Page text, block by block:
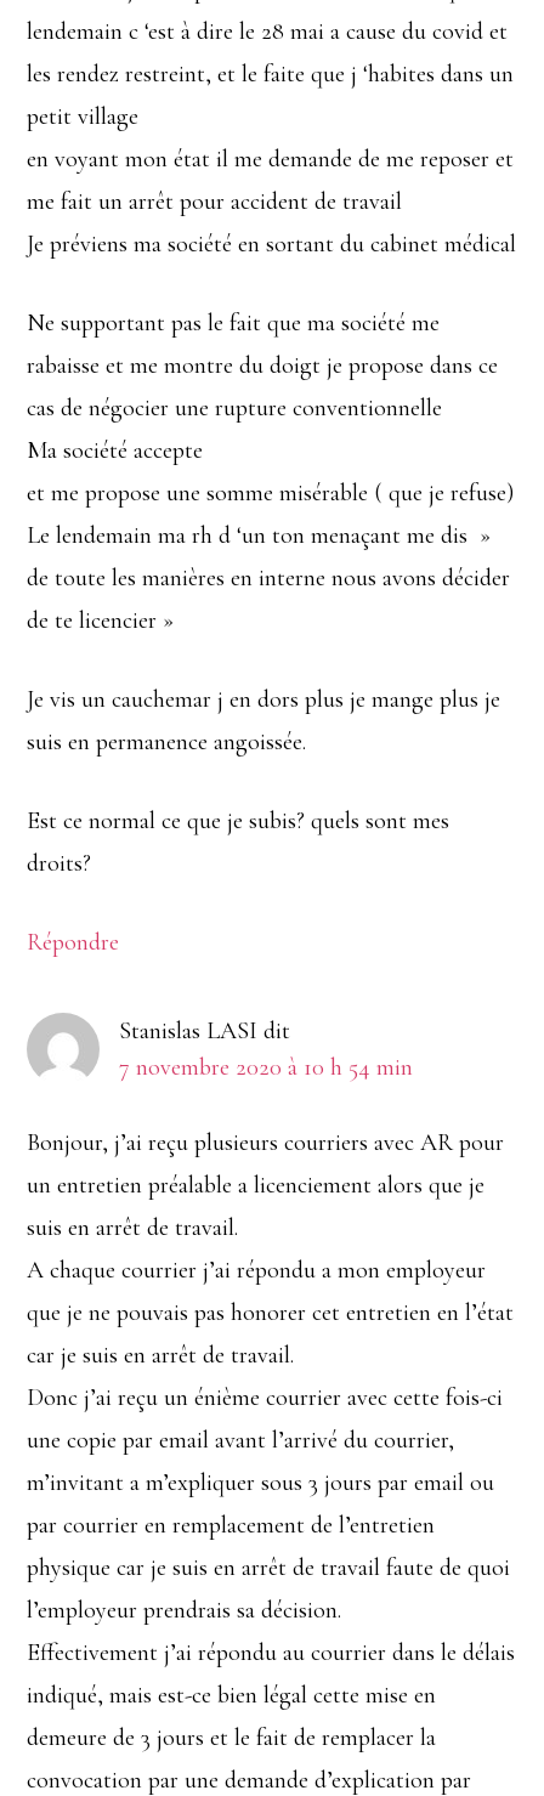
lendemain c ‘est à dire le 28 mai a cause du covid et
les rendez restreint, et le faite que j ‘habites dans un
petit village
en voyant mon état il me demande de me reposer et
me fait un arrêt pour accident de travail
Je préviens ma société en sortant du cabinet médical
Ne supportant pas le fait que ma société me
rabaisse et me montre du doigt je propose dans ce
cas de négocier une rupture conventionnelle
Ma société accepte
et me propose une somme misérable ( que je refuse)
Le lendemain ma rh d ‘un ton menaçant me dis »
de toute les manières en interne nous avons décider
de te licencier »
Je vis un cauchemar j en dors plus je mange plus je
suis en permanence angoissée.
Est ce normal ce que je subis? quels sont mes
droits?
Répondre
Stanislas LASI dit
7 novembre 2020 à 10 h 54 min
Bonjour, j’ai reçu plusieurs courriers avec AR pour
un entretien préalable a licenciement alors que je
suis en arrêt de travail.
A chaque courrier j’ai répondu a mon employeur
que je ne pouvais pas honorer cet entretien en l’état
car je suis en arrêt de travail.
Donc j’ai reçu un énième courrier avec cette fois-ci
une copie par email avant l’arrivé du courrier,
m’invitant a m’expliquer sous 3 jours par email ou
par courrier en remplacement de l’entretien
physique car je suis en arrêt de travail faute de quoi
l’employeur prendrais sa décision.
Effectivement j’ai répondu au courrier dans le délais
indiqué, mais est-ce bien légal cette mise en
demeure de 3 jours et le fait de remplacer la
convocation par une demande d’explication par